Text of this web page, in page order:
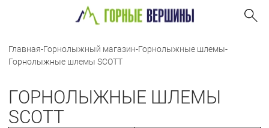
Главная-Горнолыжный магазин-Горнолыжные шлемы-
Горнолыжные шлемы SCOTT
ГОРНОЛЫЖНЫЕ ШЛЕМЫ
SCOTT